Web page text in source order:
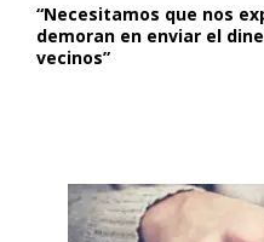
“Necesitamos que nos
demoran en enviar el
vecinos”